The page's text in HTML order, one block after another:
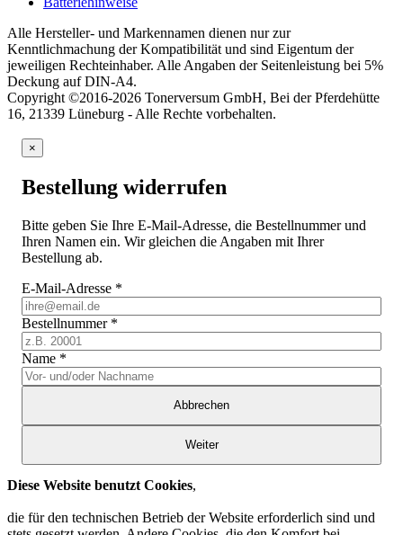
Alle Hersteller- und Markennamen dienen nur zur
Kenntlichmachung der Kompatibilität und sind Eigentum der
jeweiligen Rechteinhaber. Alle Angaben der Seitenleistung bei 5%
Deckung auf DIN-A4.
Copyright ©2016-2026 Tonerversum GmbH, Bei der Pferdehütte
16, 21339 Lüneburg - Alle Rechte vorbehalten.
×
Bestellung widerrufen
Bitte geben Sie Ihre E-Mail-Adresse, die Bestellnummer und
Ihren Namen ein. Wir gleichen die Angaben mit Ihrer
Bestellung ab.
E-Mail-Adresse *
Bestellnummer *
Name *
Abbrechen
Weiter
Diese Website benutzt Cookies,
die für den technischen Betrieb der Website erforderlich sind und